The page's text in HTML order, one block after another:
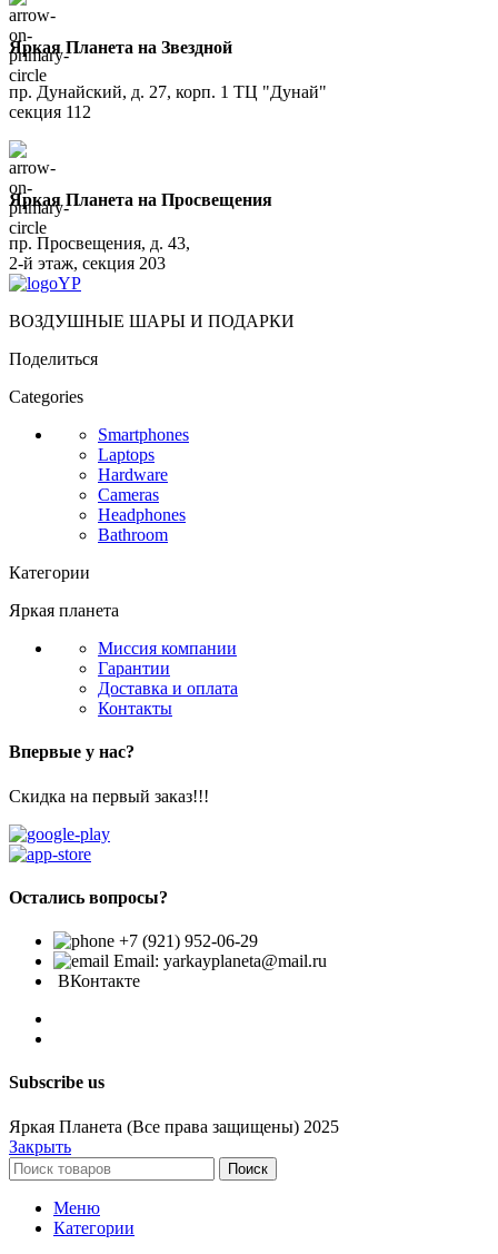
Яркая Планета на Звездной
пр. Дунайский, д. 27, корп. 1 ТЦ "Дунай"
секция 112
Яркая Планета на Просвещения
пр. Просвещения, д. 43,
2-й этаж, секция 203
ВОЗДУШНЫЕ ШАРЫ И ПОДАРКИ
Поделиться
Categories
Smartphones
Laptops
Hardware
Cameras
Headphones
Bathroom
Категории
Яркая планета
Миссия компании
Гарантии
Доставка и оплата
Контакты
Впервые у нас?
Скидка на первый заказ!!!
Остались вопросы?
+7 (921) 952-06-29
Email: yarkayplaneta@mail.ru
ВКонтакте
Subscribe us
Яркая Планета (Все права защищены) 2025
Закрыть
Поиск
Меню
Категории